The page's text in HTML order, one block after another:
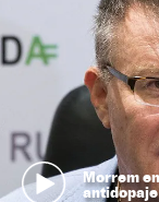
Morrem
antidopaje